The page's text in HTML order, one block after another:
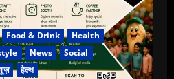
Food & Drink
Health
News
Social
हेल्थ